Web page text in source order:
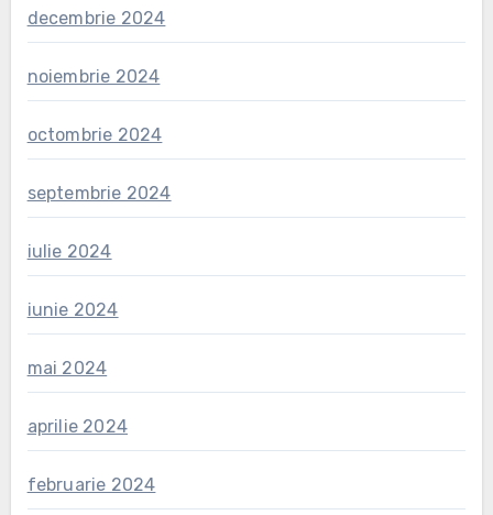
decembrie 2024
noiembrie 2024
octombrie 2024
septembrie 2024
iulie 2024
iunie 2024
mai 2024
aprilie 2024
februarie 2024